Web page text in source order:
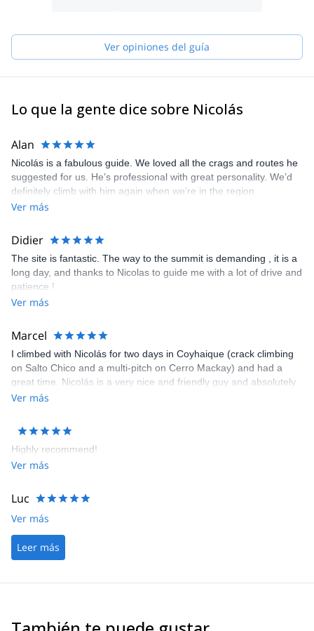
Ver opiniones del guía
Lo que la gente dice sobre Nicolás
Alan
Nicolás is a fabulous guide. We loved all the crags and routes he
suggested for us. He’s professional with great personality. We’d
definitely climb with him again when we’re in the region.
Ver más
Didier
The site is fantastic. The way to the summit is demanding , it is a
long day, and thanks to Nicolas to guide me with a lot of drive and
patience !
Ver más
Marcel
I climbed with Nicolás for two days in Coyhaique (crack climbing
on Salto Chico and a multi-pitch on Cerro Mackay) and had a
great time. Nicolás is a very nice and friendly guy and absolutely
professional as a mountain guide. Totally recommended, and
Nicolás.
Ver más
Highly recommend!
Ver más
Luc
Ver más
Leer más